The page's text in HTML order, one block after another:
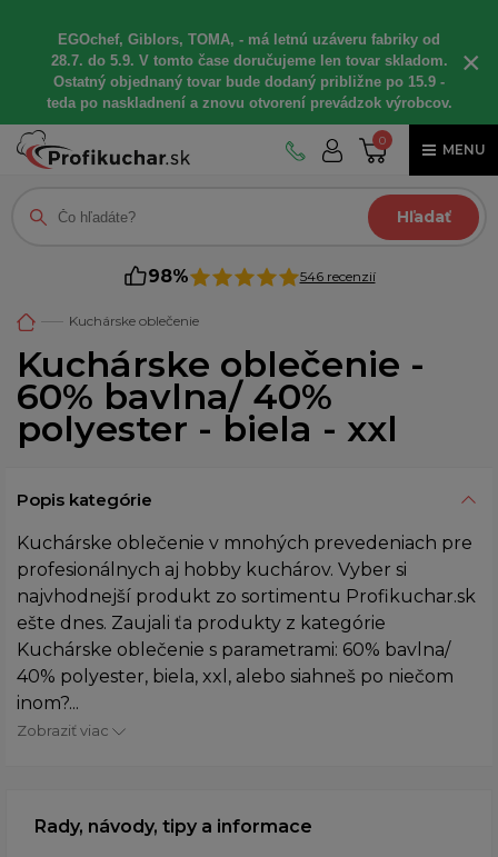
EGOchef, Giblors, TOMA, - má letnú uzáveru fabriky od
28.7. do 5.9. V tomto čase doručujeme len tovar skladom.
Ostatný objednaný tovar bude dodaný približne po 15.9 -
teda po naskladnení a znovu otvorení prevádzok výrobcov.
×
0
MENU
Hľadať
98% 546 recenzií
Kuchárske oblečenie
Kuchárske oblečenie -
60% bavlna/ 40%
polyester - biela - xxl
Popis kategórie
Kuchárske oblečenie v mnohých prevedeniach pre
profesionálnych aj hobby kuchárov. Vyber si
najvhodnejší produkt zo sortimentu Profikuchar.sk
ešte dnes. Zaujali ťa produkty z kategórie
Kuchárske oblečenie s parametrami: 60% bavlna/
40% polyester, biela, xxl, alebo siahneš po niečom
inom?...
Zobraziť viac
Rady, návody, tipy a informace